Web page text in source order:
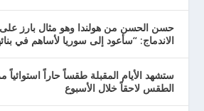
حسن الحسن من هولندا وهو مثال بارز
الاندماج: “سأعود إلى سوريا لأساهم في
ستشهد الأيام المقبلة طقساً حاراً
الطقس لاحقاً خلال الأسبوع